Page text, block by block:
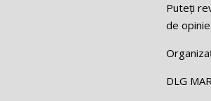
Puteți
de opinie.
DLG